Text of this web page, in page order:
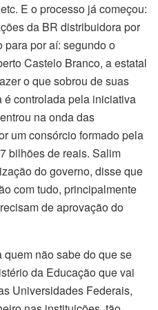
E o processo já começou:
da BR distribuidora por
para por aí: segundo o
Castelo Branco, a estatal
o que sobrou de suas
é controlada pela iniciativa
na onda das
um consórcio formado pela
bilhões de reais. Salim
do governo, disse que
com tudo, principalmente
de aprovação do
quem não sabe do que se
da Educação que vai
Universidades Federais,